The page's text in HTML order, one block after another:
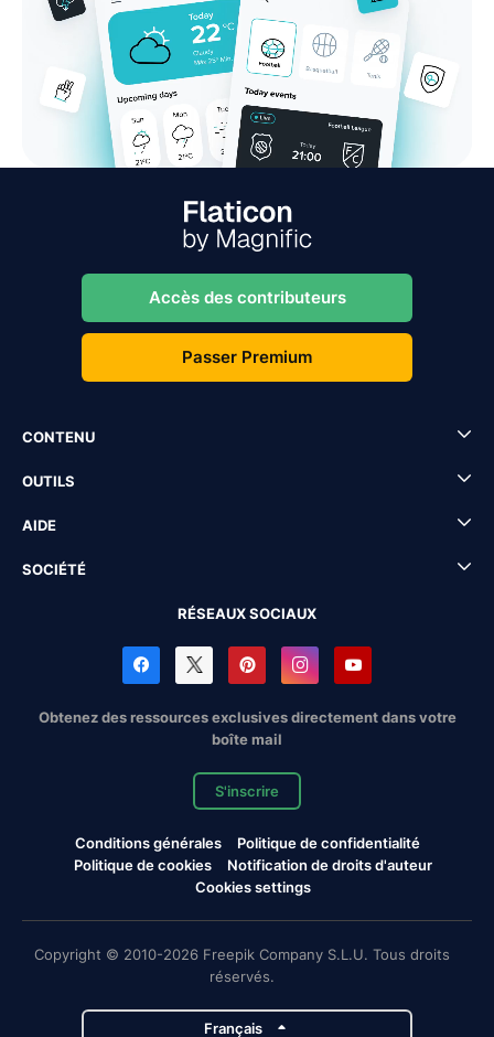
Accès des contributeurs
Passer Premium
CONTENU
OUTILS
AIDE
SOCIÉTÉ
RÉSEAUX SOCIAUX
Obtenez des ressources exclusives directement dans votre
boîte mail
S'inscrire
Conditions générales
Politique de confidentialité
Politique de cookies
Notification de droits d'auteur
Cookies settings
Copyright © 2010-2026 Freepik Company S.L.U. Tous droits
réservés.
Français